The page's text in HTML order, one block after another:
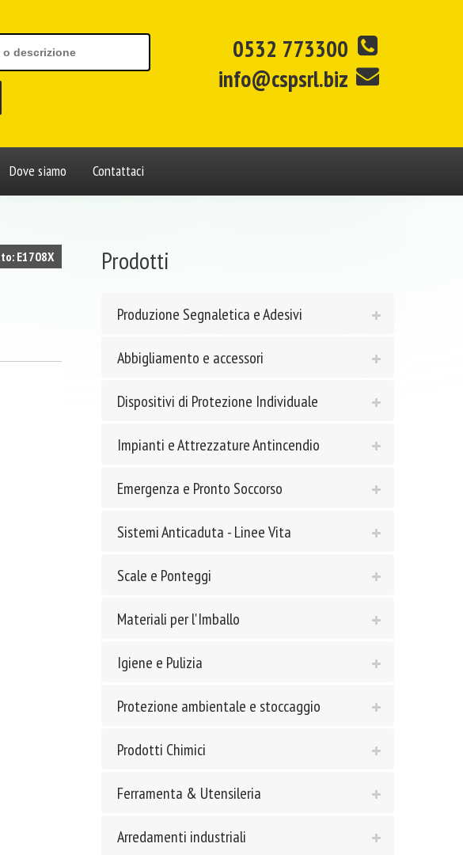
0532 773300
info@cspsrl.biz
Dove siamo Contattaci
E1708X
Prodotti
Produzione Segnaletica e Adesivi
Abbigliamento e accessori
Dispositivi di Protezione Individuale
Impianti e Attrezzature Antincendio
Emergenza e Pronto Soccorso
Sistemi Anticaduta - Linee Vita
Scale e Ponteggi
Materiali per l'Imballo
Igiene e Pulizia
Protezione ambientale e stoccaggio
Prodotti Chimici
Ferramenta & Utensileria
Arredamenti industriali